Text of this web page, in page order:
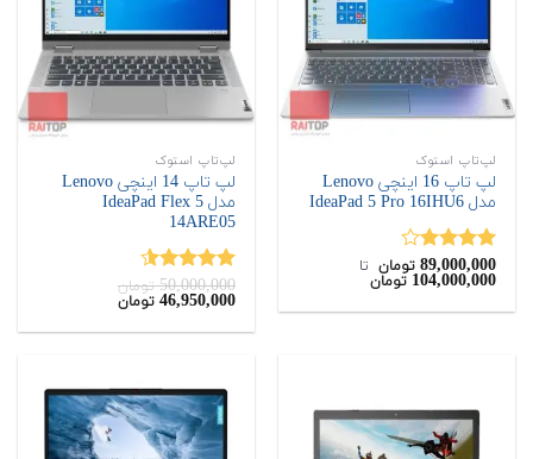
لپ‌تاپ استوک
لپ تاپ 16 اینچی Lenovo
مدل IdeaPad 5 Pro 16IHU6
نمره
4.00از 5
89,000,000 تومان ‌ تا ‌
104,000,000 تومان
لپ‌تاپ استوک
لپ تاپ 14 اینچی Lenovo
مدل IdeaPad Flex 5
14ARE05
نمره4.50
از 5
50,000,000 تومان
قیمت
اصلی:
50,000,000
46,950,000 تومانقیمت
46,950,000